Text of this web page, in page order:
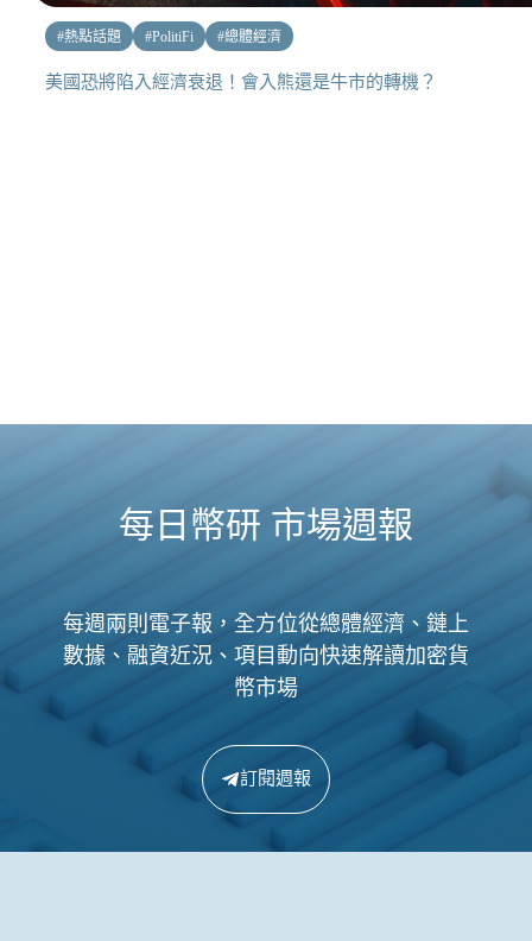
#熱點話題 #PolitiFi #總體經濟
美國恐將陷入經濟衰退！會入熊還是牛市的轉機？
每日幣研 市場週報
每週兩則電子報，全方位從總體經濟、鏈上
數據、融資近況、項目動向快速解讀加密貨
幣市場
訂閱週報